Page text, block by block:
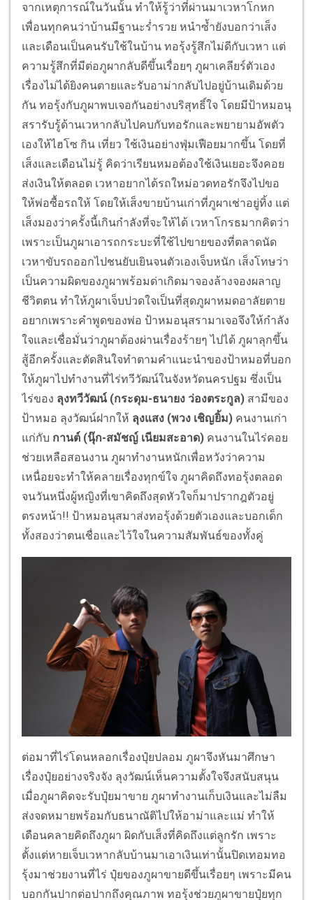
จากเหตุการณ์ในวันนั้น ทำให้รู้ว่าที่ผ่านมาเวหาโกหก
เพื่อนทุกคนว่าบ้านมีฐานะร่ำรวย หนำซ้ำยังบอกว่าเส็ง
และเดือนเป็นคนรับใช้ในบ้าน ทอรุ้งรู้สึกไม่ดีกับเวหา แต่
ความรู้สึกที่มีต่อภูผากลับดีขึ้นเรื่อยๆ ภูผาเคลียร์ตัวเอง
เรื่องไม่ได้ยิงคนตายและรับอาม่ากลับไปอยู่บ้านเดิมด้วย
กัน ทอรุ้งกับภูผาพบเจอกันอย่างบริสุทธิ์ใจ โดยมีป้าหมอนุ
สรารับรู้ด้านเวหากลับไปคบกับทอรักและพยายามอัพตัว
เองให้ไฮโซ กิน เที่ยว ใช้เงินอย่างฟุ่มเฟือยมากขึ้น โดยที่
เส็งและเดือนไม่รู้ คิดว่าเรียนหมอต้องใช้เงินเยอะจึงคอย
ส่งเงินให้ตลอด เวหาอยากได้รถใหม่อวดทอรักจึงไปขอ
ให้พ่อซื้อรถให้ โดยให้เส็งขายบ้านเก่าที่ภูผาเช่าอยู่ทิ้ง แต่
เส็งมองว่าครั้งนี้เกินกำลังที่จะให้ได้ เวหาโกรธมากคิดว่า
เพราะเป็นภูผาเอารถกระบะที่ใช้ไปขายของที่ตลาดนัด
เวหาขับรถออกไปชนยับเยินจนตัวเองเจ็บหนัก เส็งโทษว่า
เป็นความผิดของภูผาพร้อมด่าเกิดมาจองล้างจองผลาญ
ชีวิตตน ทำให้ภูผาเจ็บปวดใจเป็นที่สุดภูผาหมดอาลัยตาย
อยากเพราะคำพูดของพ่อ ป้าหมอนุสรามาเจอจึงให้กำลัง
ใจและเชื่อมั่นว่าภูผาต้องผ่านเรื่องร้ายๆ ไปได้ ภูผาลุกขึ้น
สู้อีกครั้งและตัดสินใจทำตามคำแนะนำของป้าหมอที่บอก
ให้ภูผาไปทำงานที่ไร่ทวีวัฒน์ในจังหวัดนครปฐม ซึ่งเป็น
ไร่ของ ลุงทวีวัฒน์ (กระดุม-ธนายง ว่องตระกูล) สามีของ
ป้าหมอ ลุงวัฒน์ฝากให้ ลุงแสง (พวง เชิญยิ้ม) คนงานเก่า
แก่กับ กานต์ (นุ๊ก-สมัชญ์ เนียมสะอาด) คนงานในไร่คอย
ช่วยเหลือสอนงาน ภูผาทำงานหนักเพื่อหวังว่าความ
เหนื่อยจะทำให้คลายเรื่องทุกข์ใจ ภูผาคิดถึงทอรุ้งตลอด
จนวันหนึ่งผู้หญิงที่เขาคิดถึงสุดหัวใจก็มาปรากฎตัวอยู่
ตรงหน้า!! ป้าหมอนุสมาส่งทอรุ้งด้วยตัวเองและบอกเด็ก
ทั้งสองว่าตนเชื่อและไว้ใจในความสัมพันธ์ของทั้งคู่
ต่อมาที่ไร่โดนหลอกเรื่องปุ๋ยปลอม ภูผาจึงหันมาศึกษา
เรื่องปุ๋ยอย่างจริงจัง ลุงวัฒน์เห็นความตั้งใจจึงสนับสนุน
เมื่อภูผาคิดจะรับปุ๋ยมาขาย ภูผาทำงานเก็บเงินและไม่ลืม
ส่งจดหมายพร้อมกับธนาณัติไปให้อาม่าและแม่ ทำให้
เดือนคลายคิดถึงภูผา ผิดกับเส็งที่คิดถึงแต่ลูกรัก เพราะ
ตั้งแต่หายเจ็บเวหากลับบ้านมาเอาเงินเท่านั้นปิดเทอมทอ
รุ้งมาช่วยงานที่ไร่ ปุ๋ยของภูผาขายดีขึ้นเรื่อยๆ เพราะมีคน
บอกกันปากต่อปากถึงคุณภาพ ทอรุ้งช่วยภูผาขายปุ๋ยทุก